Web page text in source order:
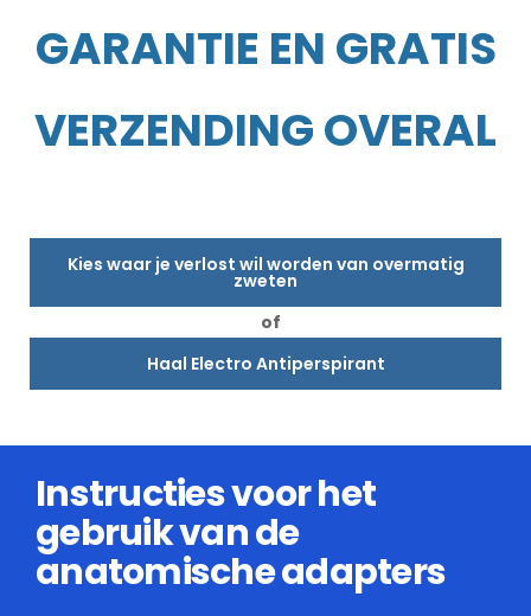
GARANTIE EN GRATIS
VERZENDING OVERAL
Kies waar je verlost wil worden van overmatig
zweten
of
Haal Electro Antiperspirant
Instructies voor het
gebruik van de
anatomische adapters